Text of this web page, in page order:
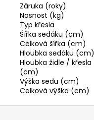
Záruka (roky)
Nosnost (kg)
Typ křesla
Šířka sedáku (cm)
Celková šířka (cm)
Hloubka sedáku (cm)
Hloubka židle / křesla
(cm)
Výška sedu (cm)
Celková výška (cm)
Z